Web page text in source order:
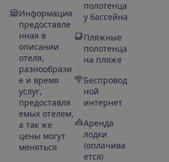
Информация
предоставле
нная в
описании
отеля,
разнообрази
е и время
услуг,
предоставля
емых отелем,
а так же
цены могут
меняться
полотенца
у бассейна
Пляжные
полотенца
на пляже
Беспровод
ной
интернет
Аренда
лодки
(оплачива
ется)